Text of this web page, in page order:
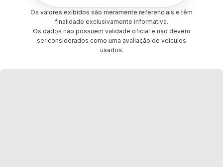
Os valores exibidos são meramente referenciais e têm
finalidade exclusivamente informativa.
Os dados não possuem validade oficial e não devem
ser considerados como uma avaliação de veículos
usados.